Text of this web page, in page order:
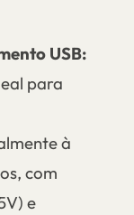
USB:
para
à
com
e